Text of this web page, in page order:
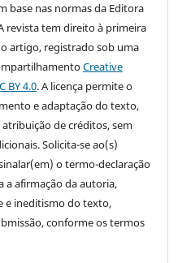
base nas normas da Editora
revista tem direito à primeira
artigo, registrado sob uma
Creative
BY 4.0. A licença permite o
e adaptação do texto,
de créditos, sem
Solicita-se ao(s)
o termo-declaração
a afirmação da autoria,
e ineditismo do texto,
conforme os termos